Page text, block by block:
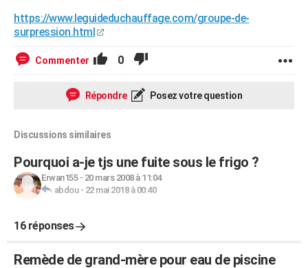
https://www.leguideduchauffage.com/groupe-de-
surpression.html
Commenter 0
Répondre Posez votre question
Discussions similaires
Pourquoi a-je tjs une fuite sous le frigo ?
Erwan155- 20 mars 2008 à 11:04
abdou- 22 mai 2018 à 00:40
16 réponses
Remède de grand-mère pour eau de piscine